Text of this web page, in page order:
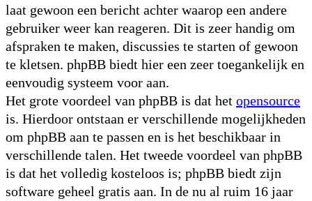
laat gewoon een bericht achter waarop een andere
gebruiker weer kan reageren. Dit is zeer handig om
afspraken te maken, discussies te starten of gewoon
te kletsen. phpBB biedt hier een zeer toegankelijk en
eenvoudig systeem voor aan.
Het grote voordeel van phpBB is dat het opensource
is. Hierdoor ontstaan er verschillende mogelijkheden
om phpBB aan te passen en is het beschikbaar in
verschillende talen. Het tweede voordeel van phpBB
is dat het volledig kosteloos is; phpBB biedt zijn
software geheel gratis aan. In de nu al ruim 16 jaar